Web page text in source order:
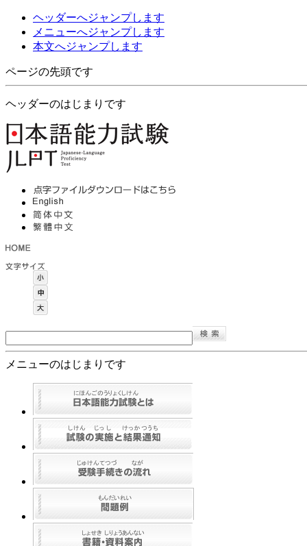
ヘッダーへジャンプします
メニューへジャンプします
本文へジャンプします
ページの先頭です
ヘッダーのはじまりです
メニューのはじまりです